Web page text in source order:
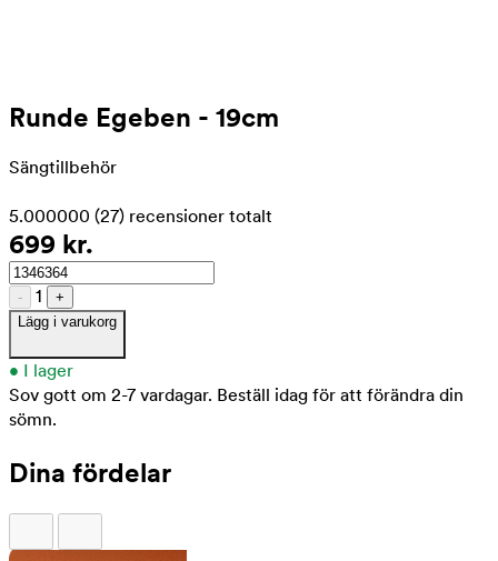
Runde Egeben - 19cm
Sängtillbehör
5.000000 (27) recensioner totalt
699 kr.
- 1
+
Lägg i varukorg
• I lager
Sov gott om 2-7 vardagar. Beställ idag för att förändra din
sömn.
Dina fördelar